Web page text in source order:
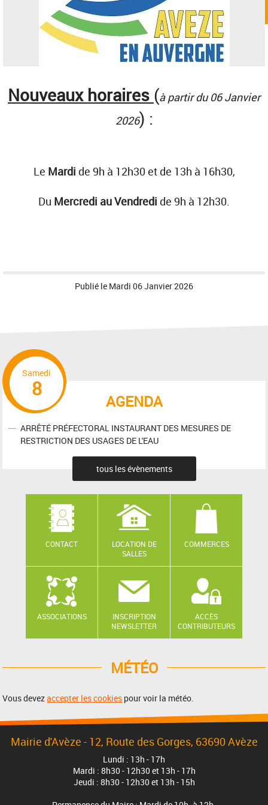
Nouveaux horaires (à partir du 06 Janvier
2026) :
Le Mardi de 9h à 12h30 et de 13h à 16h30,
Du Mercredi au Vendredi de 9h à 12h30.
Publié le Mardi 06 Janvier 2026
AGENDA
Samedi
8
ARRÊTÉ PRÉFECTORAL INSTAURANT DES MESURES DE
RESTRICTION DES USAGES DE L'EAU
tous les évènements
CONTACT
LOCATION DE
SALLES
COMMERCES
ASSOCIATIONS
INSCRIPTION
NEWSLETTER
ACCÈS
CONTRIBUTEURS
MÉTÉO
Vous devezaccepter les cookies pour voir la météo.
Mairie d'Avèze - 12, Route des Gorges, 63690 Avèze
Lundi : 13h - 17h
Mardi : 8h30 - 12h30 et 13h - 17h
Jeudi : 8h30 - 12h30 et 13h - 15h